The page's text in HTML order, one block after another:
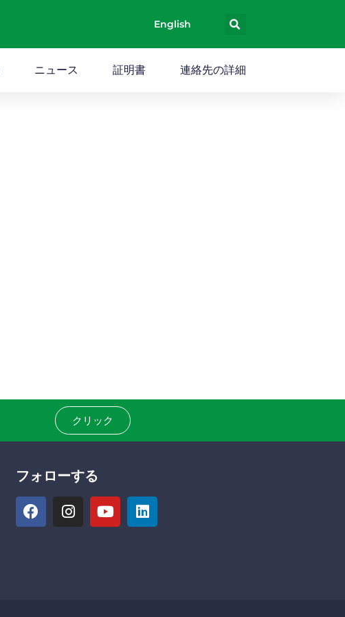
English
ニュース 証明書 連絡先の詳細
クリック
フォローする